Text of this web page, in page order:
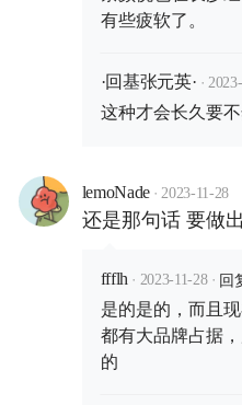
有些疲软了。
·回基张元英· ·
这种才会长久要
lemoNade · 2023-11-28
还是那句话 要做
ffflh · 2023-11-28 · 回
是的是的，而且
都有大品牌占据
的